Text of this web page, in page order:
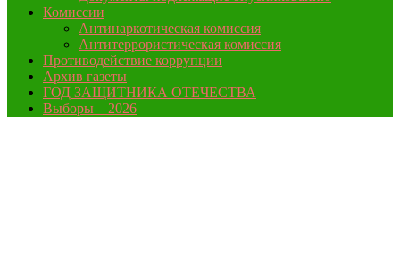
Комиссии
Антинаркотическая комиссия
Антитеррористическая комиссия
Противодействие коррупции
Архив газеты
ГОД ЗАЩИТНИКА ОТЕЧЕСТВА
Выборы – 2026